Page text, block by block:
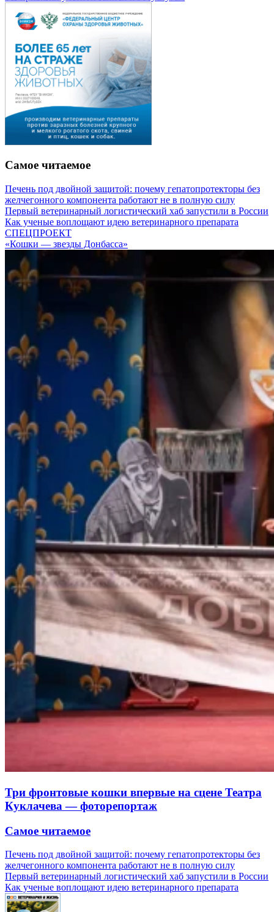
Самое читаемое
Печень под двойной защитой: почему гепатопротекторы без
желчегонного компонента работают не в полную силу
Первый ветеринарный логистический хаб запустили в России
Как ученые воплощают идею ветеринарного препарата
СПЕЦПРОЕКТ
«Кошки — звезды Донбасса»
Три фронтовые кошки впервые на сцене Театра
Куклачева — фоторепортаж
Самое читаемое
Печень под двойной защитой: почему гепатопротекторы без
желчегонного компонента работают не в полную силу
Первый ветеринарный логистический хаб запустили в России
Как ученые воплощают идею ветеринарного препарата